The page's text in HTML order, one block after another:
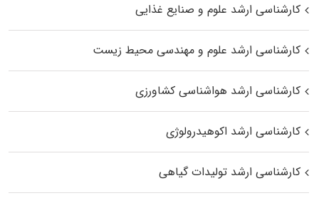
کارشناسی ارشد علوم و صنایع غذایی
کارشناسی ارشد علوم و مهندسی محیط زیست
کارشناسی ارشد هواشناسی کشاورزی
کارشناسی ارشد اکوهیدرولوژی
کارشناسی ارشد تولیدات گیاهی